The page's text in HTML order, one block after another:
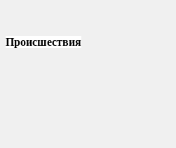
Происшествия